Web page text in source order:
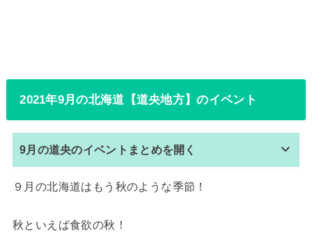
2021年9月の北海道【道央地方】のイベント
9月の道央のイベントまとめを開く
９月の北海道はもう秋のような季節！
秋といえば食欲の秋！